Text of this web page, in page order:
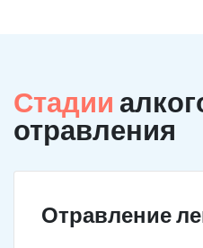
Стадии
отравления
Отравление